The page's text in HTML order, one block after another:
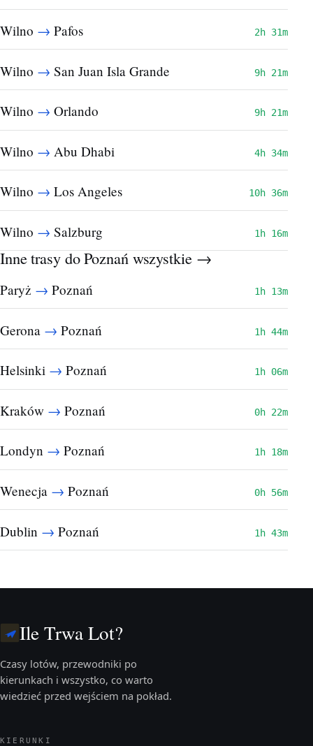
Wilno → Pafos 2h 31m
Wilno → San Juan Isla Grande 9h 21m
Wilno → Orlando 9h 21m
Wilno → Abu Dhabi 4h 34m
Wilno → Los Angeles 10h 36m
Wilno → Salzburg 1h 16m
Inne trasy do Poznańwszystkie →
Paryż → Poznań 1h 13m
Gerona → Poznań 1h 44m
Helsinki → Poznań 1h 06m
Kraków → Poznań 0h 22m
Londyn → Poznań 1h 18m
Wenecja → Poznań 0h 56m
Dublin → Poznań 1h 43m
Ile Trwa Lot?
Czasy lotów, przewodniki po
kierunkach i wszystko, co warto
wiedzieć przed wejściem na pokład.
KIERUNKI